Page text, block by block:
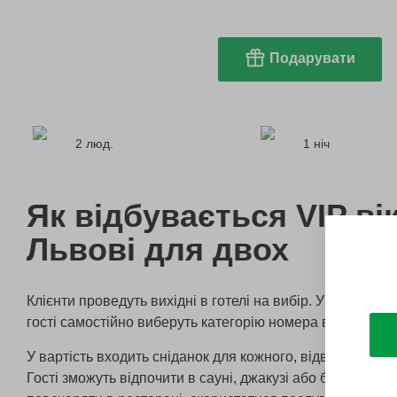
Подарувати
2 люд. 1 ніч
Як відбувається VIP
Львові для двох
Клієнти проведуть вихідні в готелі на вибір. У них буде
гості самостійно виберуть категорію номера в готелі.
У вартість входить сніданок для кожного, відвідування
Гості зможуть відпочити в сауні, джакузі або басейні.